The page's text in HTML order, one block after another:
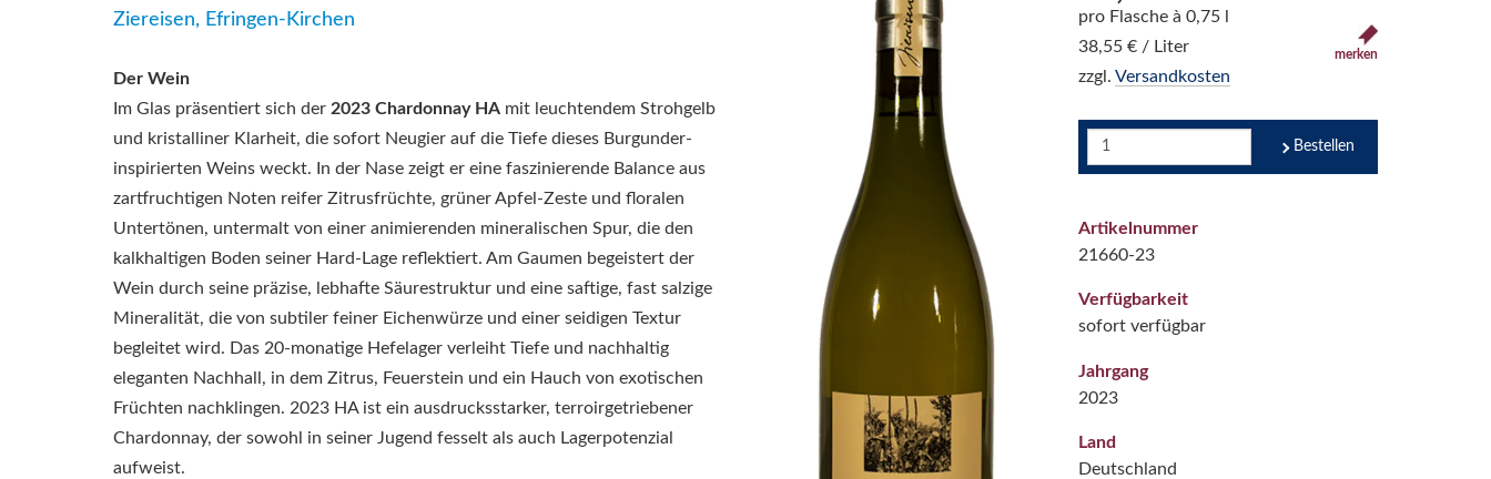
Ziereisen, Efringen-Kirchen
Der Wein
Im Glas präsentiert sich der 2023 Chardonnay HA mit leuchtendem Strohgelb
und kristalliner Klarheit, die sofort Neugier auf die Tiefe dieses Burgunder-
inspirierten Weins weckt. In der Nase zeigt er eine faszinierende Balance aus
zartfruchtigen Noten reifer Zitrusfrüchte, grüner Apfel-Zeste und floralen
Untertönen, untermalt von einer animierenden mineralischen Spur, die den
kalkhaltigen Boden seiner Hard-Lage reflektiert. Am Gaumen begeistert der
Wein durch seine präzise, lebhafte Säurestruktur und eine saftige, fast salzige
Mineralität, die von subtiler feiner Eichenwürze und einer seidigen Textur
begleitet wird. Das 20-monatige Hefelager verleiht Tiefe und nachhaltig
eleganten Nachhall, in dem Zitrus, Feuerstein und ein Hauch von exotischen
Früchten nachklingen. 2023 HA ist ein ausdrucksstarker, terroirgetriebener
Chardonnay, der sowohl in seiner Jugend fesselt als auch Lagerpotenzial
aufweist.
pro Flasche à 0,75 l
38,55 € / Liter
zzgl. Versandkosten
merken
Bestellen
Artikelnummer
21660-23
Verfügbarkeit
sofort verfügbar
Jahrgang
2023
Land
Deutschland